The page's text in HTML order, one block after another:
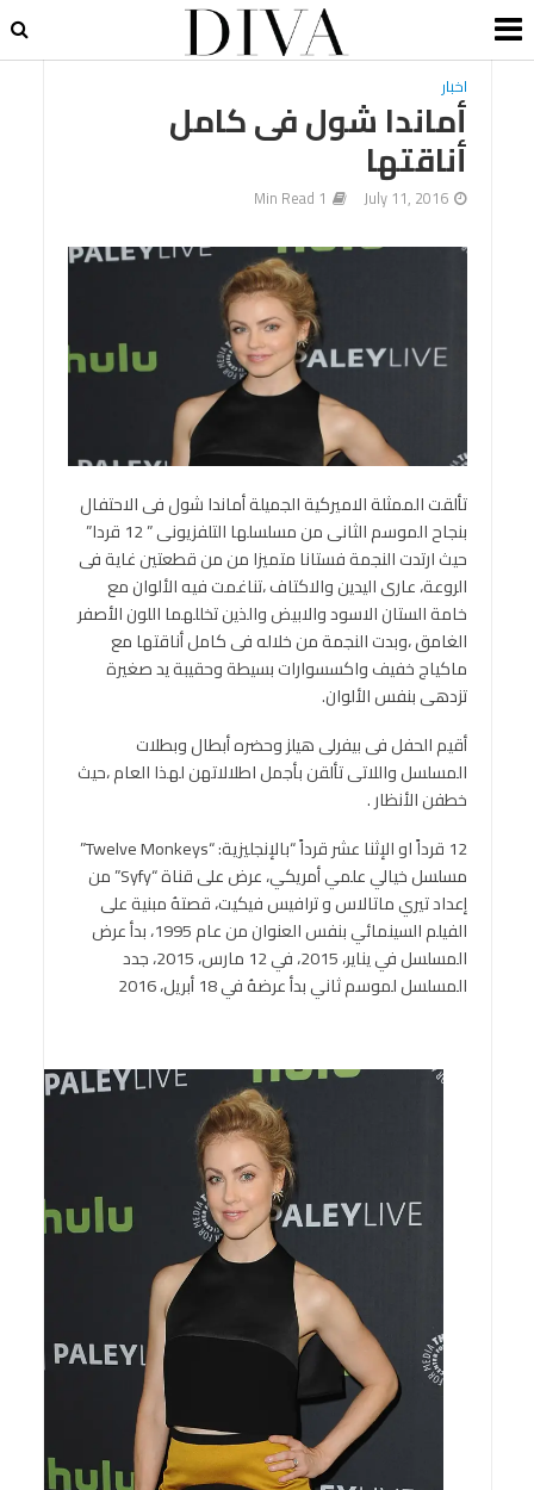
اخبار
أماندا شول فى كامل
أناقتها
July 11, 2016
1 Min Read
تألقت الممثلة الاميركية الجميلة أماندا شول فى الاحتفال
بنجاح الموسم الثانى من مسلسلها التلفزيونى ” 12 قردا”
حيث ارتدت النجمة فستانا متميزا من من قطعتين غاية فى
الروعة، عارى اليدين والاكتاف ،تناغمت فيه الألوان مع
خامة الستان الاسود والابيض والذين تخللهما اللون الأصفر
الغامق ،وبدت النجمة من خلاله فى كامل أناقتها مع
ماكياج خفيف واكسسوارات بسيطة وحقيبة يد صغيرة
تزدهى بنفس الألوان.
أقيم الحفل فى بيفرلى هيلز وحضره أبطال وبطلات
المسلسل واللاتى تألقن بأجمل اطلالاتهن لهذا العام ،حيث
خطفن الأنظار .
12 قرداً او الإثنا عشر قرداً “بالإنجليزية: “Twelve Monkeys”
مسلسل خيالي علمي أمريكي، عرض على قناة “Syfy” من
إعداد تيري ماتالاس و ترافيس فيكيت، قصتهُ مبنية على
الفيلم السينمائي بنفس العنوان من عام 1995، بدأ عرض
المسلسل في يناير، 2015، في 12 مارس، 2015، جدد
المسلسل لموسم ثاني بدأ عرضهُ في 18 أبريل، 2016